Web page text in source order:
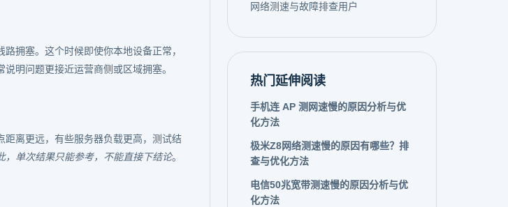
拥塞。这个时候即使你本地设备正常，
明问题更接近运营商侧或区域拥塞。
离更远，有些服务器负载更高，测试结
，单次结果只能参考，不能直接下结论。
网络测速与故障排查用户
热门延伸阅读
手机连 AP 测网速慢的原因分析与优
化方法
极米Z8网络测速慢的原因有哪些？排
查与优化方法
电信50兆宽带测速慢的原因分析与优
化方法